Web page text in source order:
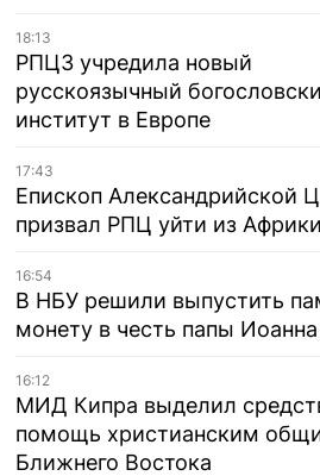
18:13
РПЦЗ учредила новый
русскоязычный
институт в Европе
17:43
Епископ Александрийской
призвал РПЦ уйти из Африки
16:54
В НБУ решили выпустить
монету в честь папы
16:12
МИД Кипра выделил
помощь христианским
Ближнего Востока